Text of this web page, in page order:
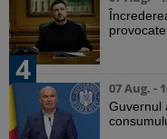
provocate
4
07 Aug. -
Guvernul